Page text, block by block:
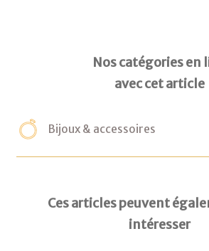
Nos catégories en
avec cet article
Bijoux & accessoires
Ces articles peuvent
intéresser